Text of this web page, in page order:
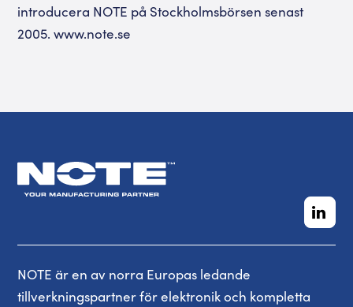
introducera NOTE på Stockholmsbörsen senast
2005. www.note.se
NOTE är en av norra Europas ledande
tillverkningspartner för elektronik och kompletta